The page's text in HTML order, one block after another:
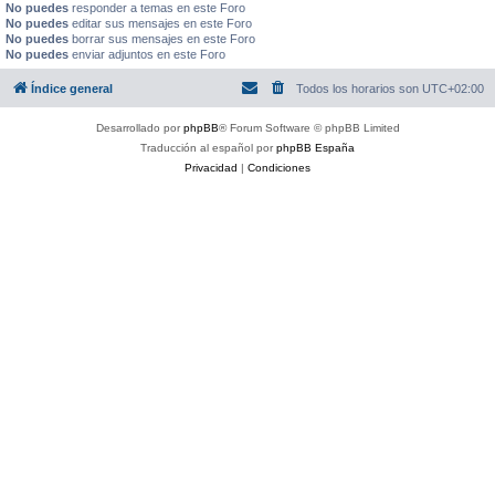
No puedes responder a temas en este Foro
No puedes editar sus mensajes en este Foro
No puedes borrar sus mensajes en este Foro
No puedes enviar adjuntos en este Foro
Índice general Todos los horarios son UTC+02:00
Desarrollado porphpBB® Forum Software © phpBB Limited
Traducción al español porphpBB España
Privacidad | Condiciones